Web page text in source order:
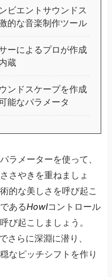
ビエントサウンドス
的な音楽制作ツール
ーによるプロが作成
蔵
ンドスケープを作成
能なパラメータ
ラメーターを使って、
さやきを重ねましょ
的な美しさを呼び起こ
あるHowlコントロール
び起こしましょう。
さらに深淵に潜り、
なピッチシフトを作り